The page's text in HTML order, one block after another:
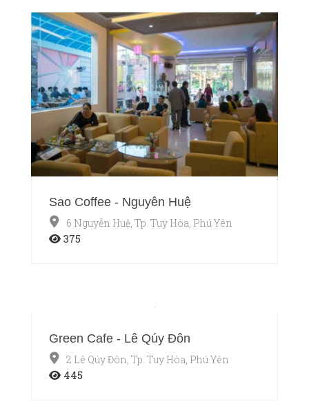
Sao Coffee - Nguyễn Huệ
6 Nguyễn Huệ, Tp. Tuy Hòa, Phú Yên
375
Green Cafe - Lê Qúy Đôn
2 Lê Qúy Đôn, Tp. Tuy Hòa, Phú Yên
445